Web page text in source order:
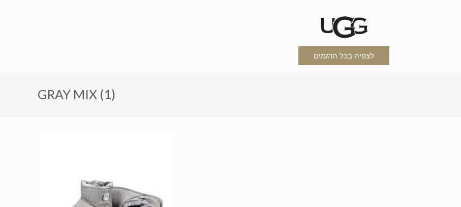
לצפיה בכל הדגמים
GRAY MIX (1)